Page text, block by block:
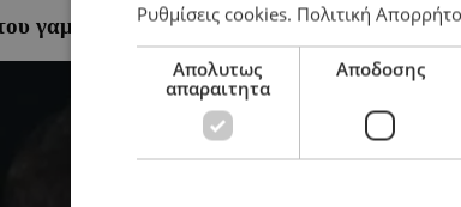
γαμπρού του Τραμπ για τουριστικό
Ρυθμίσεις cookies. Πολιτική
Απολυτως
απαραιτητα
Αποδοσης